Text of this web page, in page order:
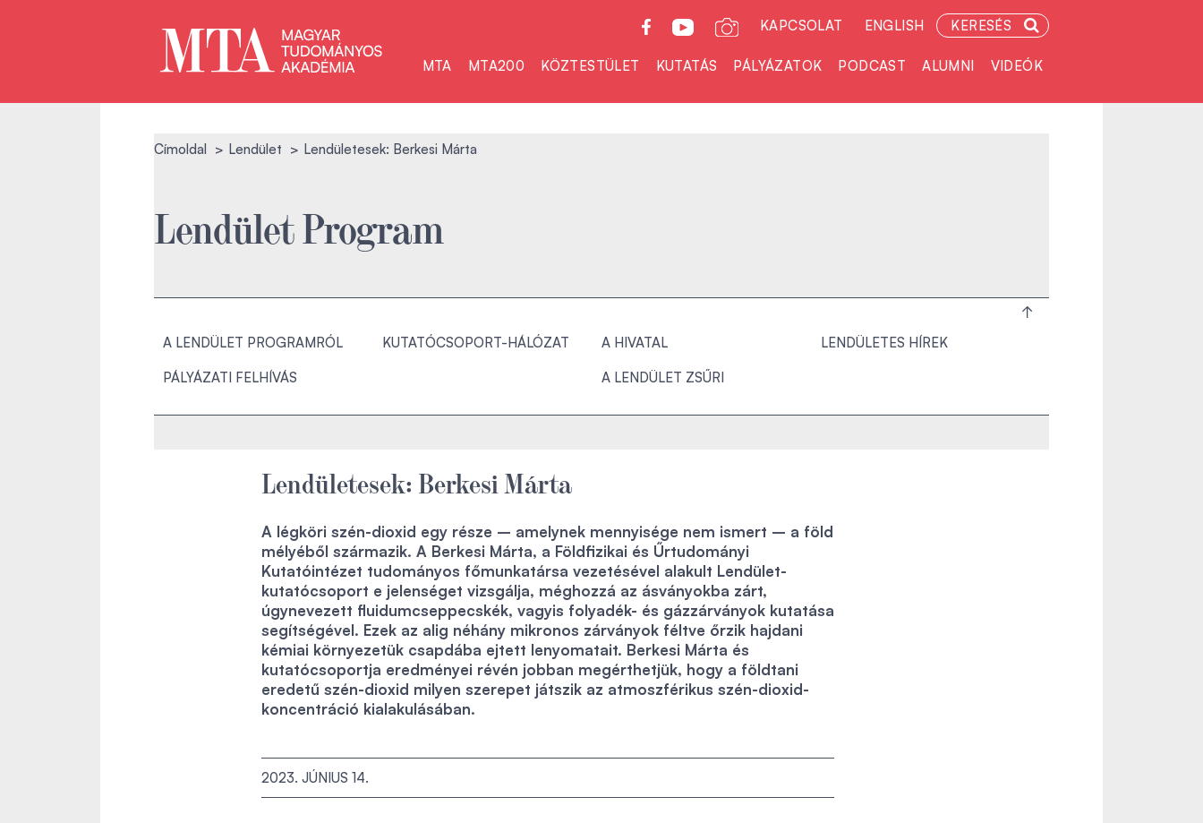
KAPCSOLAT ENGLISH KERESÉS
MTA MTA200 KÖZTESTÜLET KUTATÁS PÁLYÁZATOK PODCAST ALUMNI VIDEÓK
Címoldal Lendület Lendületesek: Berkesi Márta
Lendület Program
A LENDÜLET PROGRAMRÓL
PÁLYÁZATI FELHÍVÁS
KUTATÓCSOPORT-HÁLÓZAT A HIVATAL
A LENDÜLET ZSŰRI
LENDÜLETES HÍREK
Lendületesek: Berkesi Márta
A légköri szén-dioxid egy része – amelynek mennyisége nem ismert – a föld
mélyéből származik. A Berkesi Márta, a Földfizikai és Űrtudományi
Kutatóintézet tudományos főmunkatársa vezetésével alakult Lendület-
kutatócsoport e jelenséget vizsgálja, méghozzá az ásványokba zárt,
úgynevezett fluidumcseppecskék, vagyis folyadék- és gázzárványok kutatása
segítségével. Ezek az alig néhány mikronos zárványok féltve őrzik hajdani
kémiai környezetük csapdába ejtett lenyomatait. Berkesi Márta és
kutatócsoportja eredményei révén jobban megérthetjük, hogy a földtani
eredetű szén-dioxid milyen szerepet játszik az atmoszférikus szén-dioxid-
koncentráció kialakulásában.
2023. JÚNIUS 14.